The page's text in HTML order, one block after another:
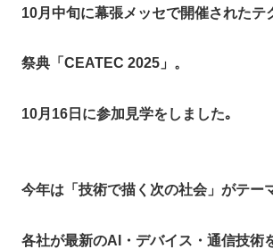
10月中旬に幕張メッセで開催されたテ
祭典「CEATEC 2025」。
10月16日に参加見学をしました｡
今年は「技術で描く次の社会」がテー
各社が最新のAI・デバイス・通信技術